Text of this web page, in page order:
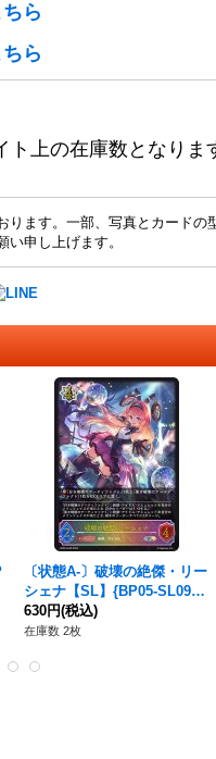
ちら
ちら
上の在庫数となりま
ます。一部、写真とカードの
申し上げます。
〔状態A-〕破壊の絶傑・リー
シェナ【SL】{BP05-SL09}
《ウィッチ》
630円(税込)
在庫数 2枚